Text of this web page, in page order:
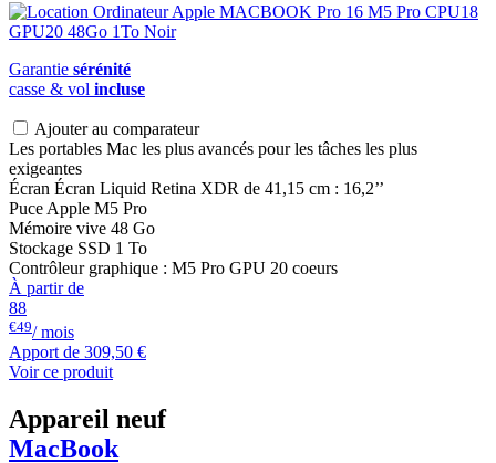
Garantie sérénité
casse & vol incluse
Ajouter au comparateur
Les portables Mac les plus avancés pour les tâches les plus
exigeantes
Écran Écran Liquid Retina XDR de 41,15 cm : 16,2’’
Puce Apple M5 Pro
Mémoire vive 48 Go
Stockage SSD 1 To
Contrôleur graphique : M5 Pro GPU 20 coeurs
À partir de
88
€49/ mois
Apport de 309,50 €
Voir ce produit
Appareil neuf
MacBook